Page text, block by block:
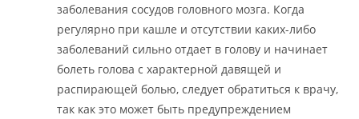
заболевания сосудов головного мозга. Когда
регулярно при кашле и отсутствии каких-либо
заболеваний сильно отдает в голову и начинает
болеть голова с характерной давящей и
распирающей болью, следует обратиться к врачу,
так как это может быть предупреждением